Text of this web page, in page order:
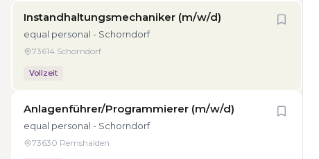
Instandhaltungsmechaniker (m/w/d)
equal personal - Schorndorf
73614 Schorndorf
Vollzeit
Anlagenführer/Programmierer (m/w/d)
equal personal - Schorndorf
73630 Remshalden